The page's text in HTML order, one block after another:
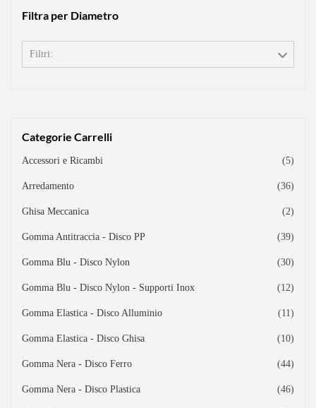
Filtra per Diametro
Filtri:
Categorie Carrelli
Accessori e Ricambi (5)
Arredamento (36)
Ghisa Meccanica (2)
Gomma Antitraccia - Disco PP (39)
Gomma Blu - Disco Nylon (30)
Gomma Blu - Disco Nylon - Supporti Inox (12)
Gomma Elastica - Disco Alluminio (11)
Gomma Elastica - Disco Ghisa (10)
Gomma Nera - Disco Ferro (44)
Gomma Nera - Disco Plastica (46)